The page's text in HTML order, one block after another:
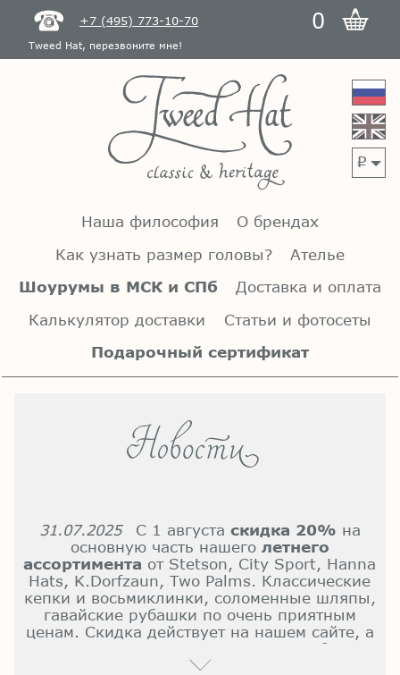
+7 (495) 773-10-70 0
Tweed Hat, перезвоните мне!
p
Наша философия
О брендах
Как узнать размер головы?
Ателье
Шоурумы в МСК и СПб
Доставка и оплата
Калькулятор доставки
Статьи и фотосеты
Подарочный сертификат
31.07.2025 С 1 августаскидка 20% на
основную часть нашего летнего
ассортимента от Stetson, City Sport, Hanna
Hats, K.Dorfzaun, Two Palms. Классические
кепки и восьмиклинки, соломенные шляпы,
гавайские рубашки по очень приятным
ценам. Скидка действует на нашем сайте, а
также в шоурумах в Москве и Петербурге.
Все скидки в одном месте: